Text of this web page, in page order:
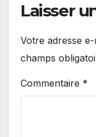
Laisser
Votre adresse
champs
Commentaire *